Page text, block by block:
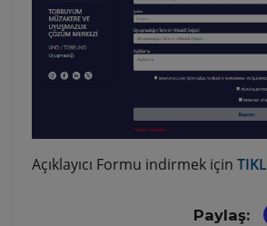
Açıklayıcı Formu indirmek için
Paylaş: